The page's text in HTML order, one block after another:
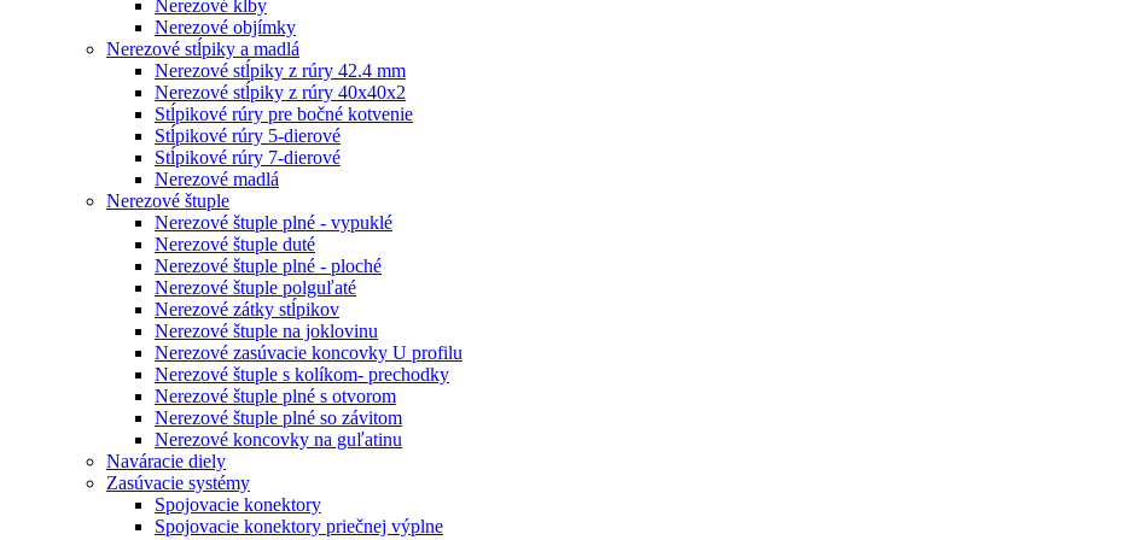
Nerezové kĺby
Nerezové objímky
Nerezové stĺpiky a madlá
Nerezové stĺpiky z rúry 42.4 mm
Nerezové stĺpiky z rúry 40x40x2
Stĺpikové rúry pre bočné kotvenie
Stĺpikové rúry 5-dierové
Stĺpikové rúry 7-dierové
Nerezové madlá
Nerezové štuple
Nerezové štuple plné - vypuklé
Nerezové štuple duté
Nerezové štuple plné - ploché
Nerezové štuple polguľaté
Nerezové zátky stĺpikov
Nerezové štuple na joklovinu
Nerezové zasúvacie koncovky U profilu
Nerezové štuple s kolíkom- prechodky
Nerezové štuple plné s otvorom
Nerezové štuple plné so závitom
Nerezové koncovky na guľatinu
Naváracie diely
Zasúvacie systémy
Spojovacie konektory
Spojovacie konektory priečnej výplne